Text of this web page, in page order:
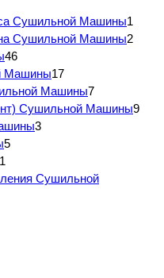
Сушильной Машины1
Сушильной Машины2
46
Машины17
Машины7
Сушильной Машины9
3
5
1
Сушильной